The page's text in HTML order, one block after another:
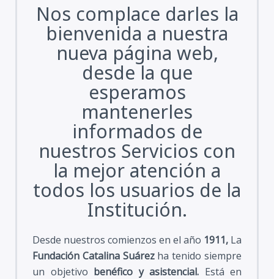
Nos complace darles la
bienvenida a nuestra
nueva página web,
desde la que
esperamos
mantenerles
informados de
nuestros Servicios con
la mejor atención a
todos los usuarios de la
Institución.
Desde nuestros comienzos en el año 1911, La
Fundación Catalina Suárezha tenido siempre
un objetivo benéfico y asistencial. Está en